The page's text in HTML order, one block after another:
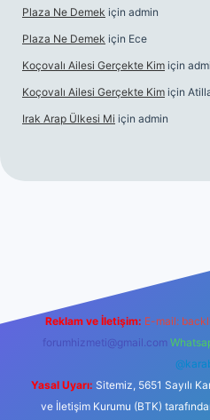
Plaza Ne Demek için admin
Plaza Ne Demek için Ece
Koçovalı Ailesi Gerçekte Kim için
Koçovalı Ailesi Gerçekte Kim için
Irak Arap Ülkesi Mi için admin
Reklam ve İletişim: E-mail:
forumhizmeti@gmail.com
Yasal Uyarı: Sitemiz, 5651 Sayılı
ve İletişim Kurumu (BTK)